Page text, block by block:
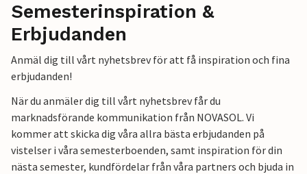
Semesterinspiration &
Erbjudanden
Anmäl dig till vårt nyhetsbrev för att få inspiration och fina
erbjudanden!
När du anmäler dig till vårt nyhetsbrev får du
marknadsförande kommunikation från NOVASOL. Vi
kommer att skicka dig våra allra bästa erbjudanden på
vistelser i våra semesterboenden, samt inspiration för din
nästa semester, kundfördelar från våra partners och bjuda in